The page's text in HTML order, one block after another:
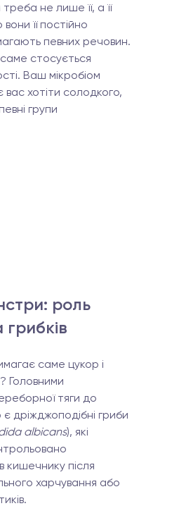
не лише її, а її
її постійно
певних речовин.
стосується
Ваш мікробіом
вас хотіти солодкого,
групи
роль
грибків
саме цукор і
Головними
тяги до
дріжджоподібні гриби
albicans), які
кишечнику після
харчування або